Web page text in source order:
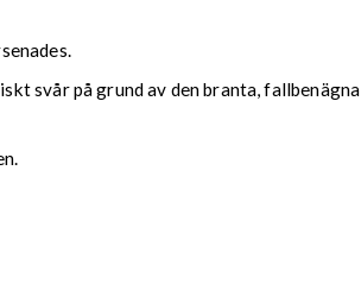
svår på grund av den branta, fallbenägna